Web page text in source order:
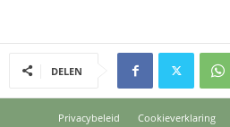
DELEN
Privacybeleid Cookieverklaring